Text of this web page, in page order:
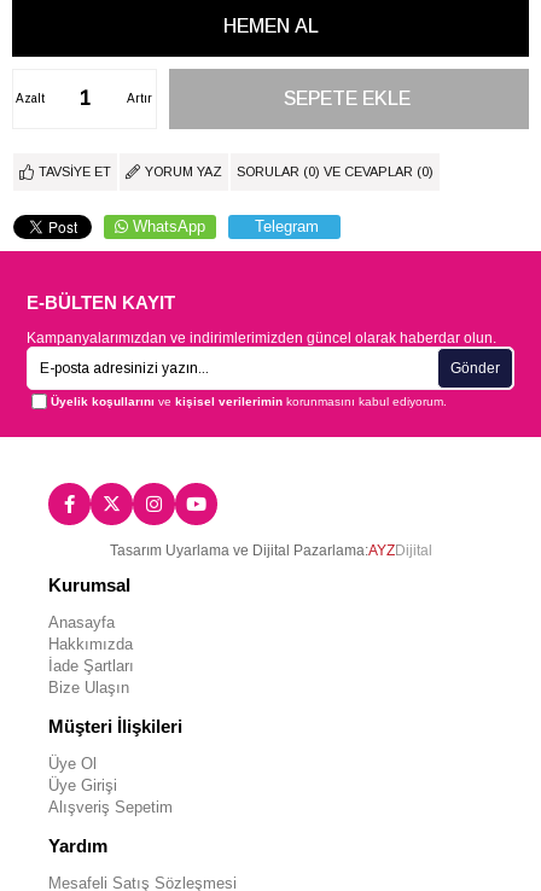
Artır
Azalt
TAVSIYE ET YORUM YAZ SORULAR (0) VE CEVAPLAR (0)
WhatsApp Telegram
E-BÜLTEN KAYIT
Kampanyalarımızdan ve indirimlerimizden güncel olarak haberdar olun.
Gönder
Üyelik koşullarını vekişisel verilerimin korunmasını kabul ediyorum.
Tasarım Uyarlama ve Dijital Pazarlama:AYZDijital
Kurumsal
Anasayfa
Hakkımızda
İade Şartları
Bize Ulaşın
Müşteri İlişkileri
Üye Ol
Üye Girişi
Alışveriş Sepetim
Yardım
Mesafeli Satış Sözleşmesi